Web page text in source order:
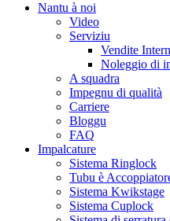
Nantu à noi
Video
Serviziu
Vendite
Noleggio di
A squadra
Impegnu di qualità
Carriere
Bloggu
FAQ
Impalcature
Sistema Ringlock
Tubu è
Sistema Kwikstage
Sistema Cuplock